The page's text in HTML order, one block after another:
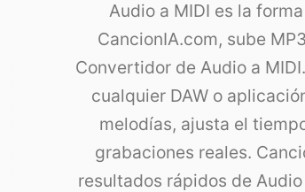
Audio a MIDI es la
CancionIA.com, sube
Convertidor de Audio a
cualquier DAW o
melodías, ajusta el
grabaciones reales.
resultados rápidos de